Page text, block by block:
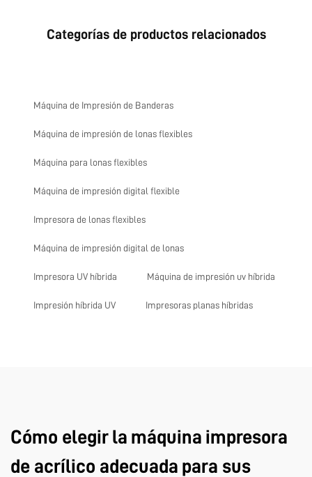
Categorías de productos relacionados
Máquina de Impresión de Banderas
Máquina de impresión de lonas flexibles
Máquina para lonas flexibles
Máquina de impresión digital flexible
Impresora de lonas flexibles
Máquina de impresión digital de lonas
Impresora UV híbrida Máquina de impresión uv híbrida
Impresión híbrida UV Impresoras planas híbridas
Cómo elegir la máquina impresora
de acrílico adecuada para sus